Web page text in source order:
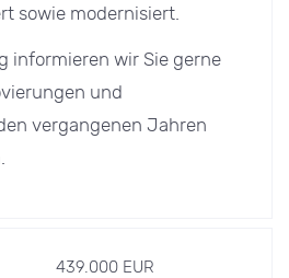
sowie modernisiert.
informieren wir Sie gerne
und
vergangenen Jahren
439.000 EUR